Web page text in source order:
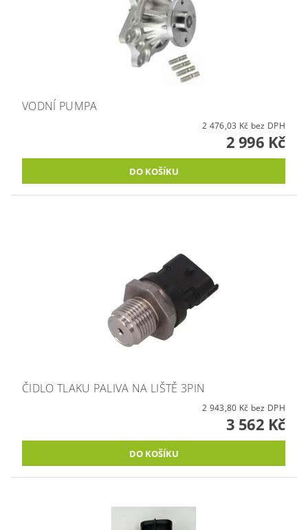
VODNÍ PUMPA
2 476,03 Kč bez DPH
2 996 Kč
ČIDLO TLAKU PALIVA NA LIŠTĚ 3PIN
2 943,80 Kč bez DPH
3 562 Kč